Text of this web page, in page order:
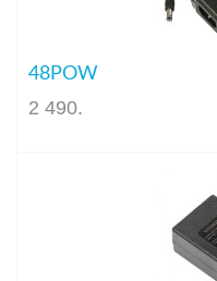
48POW
2 490.